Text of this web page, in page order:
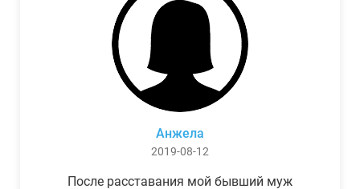
Анжела
2019-08-12
После расставания мой бывший муж